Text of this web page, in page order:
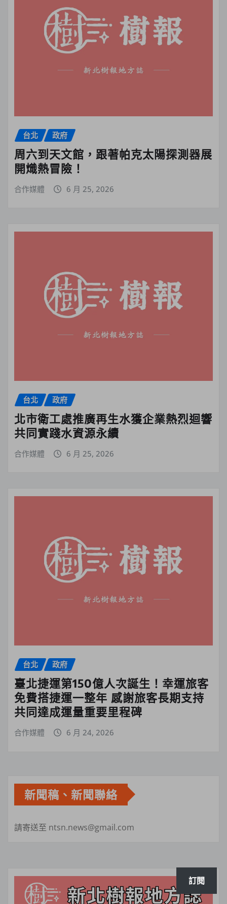
台北 政府
周六到天文館，跟著帕克太陽探測器展
開熾熱冒險！
合作媒體 6 月 25, 2026
台北 政府
北市衛工處推廣再生水獲企業熱烈迴響
共同實踐水資源永續
合作媒體 6 月 25, 2026
台北 政府
臺北捷運第150億人次誕生！幸運旅客
免費搭捷運一整年 感謝旅客長期支持
共同達成運量重要里程碑
合作媒體 6 月 24, 2026
新聞稿、新聞聯絡
請寄送至 ntsn.news@gmail.com
訂閱